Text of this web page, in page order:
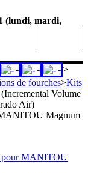
(lundi, mardi,
- -
->
de fourches>Kits
Volume
Air)